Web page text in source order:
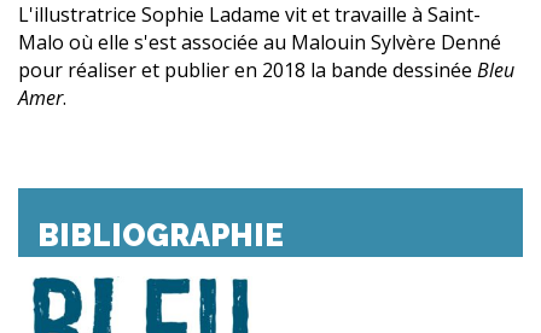
L'illustratrice Sophie Ladame vit et travaille à Saint-
Malo où elle s'est associée au Malouin Sylvère Denné
pour réaliser et publier en 2018 la bande dessinée Bleu
Amer.
BIBLIOGRAPHIE